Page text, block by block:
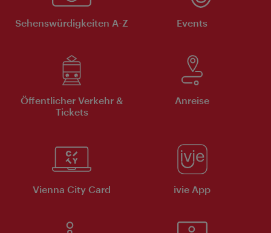
Sehenswürdigkeiten A-Z Events
Öffentlicher Verkehr &
Tickets
Anreise
Vienna City Card ivie App